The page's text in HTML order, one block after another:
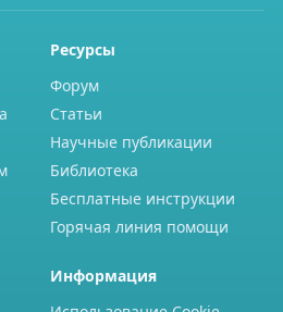
Ресурсы
Форум
Статьи
Научные публикации
Библиотека
Бесплатные инструкции
Горячая линия помощи
Информация